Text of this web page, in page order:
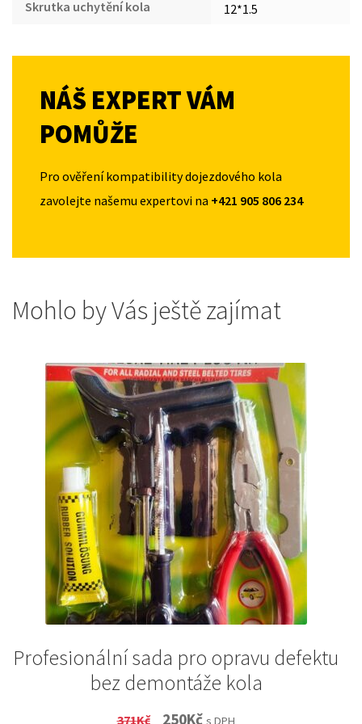
Skrutka uchytění kola 12*1.5
NÁŠ EXPERT VÁM
POMŮŽE
Pro ověření kompatibility dojezdového kola
zavolejte našemu expertovi na +421 905 806 234
Mohlo by Vás ještě zajímat
Profesionální sada pro opravu defektu
bez demontáže kola
371Kč
Original
250KčCurrent
s DPH